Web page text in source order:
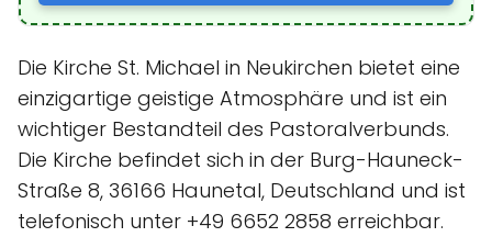
Die Kirche St. Michael in Neukirchen bietet eine
einzigartige geistige Atmosphäre und ist ein
wichtiger Bestandteil des Pastoralverbunds.
Die Kirche befindet sich in der Burg-Hauneck-
Straße 8, 36166 Haunetal, Deutschland und ist
telefonisch unter +49 6652 2858 erreichbar.